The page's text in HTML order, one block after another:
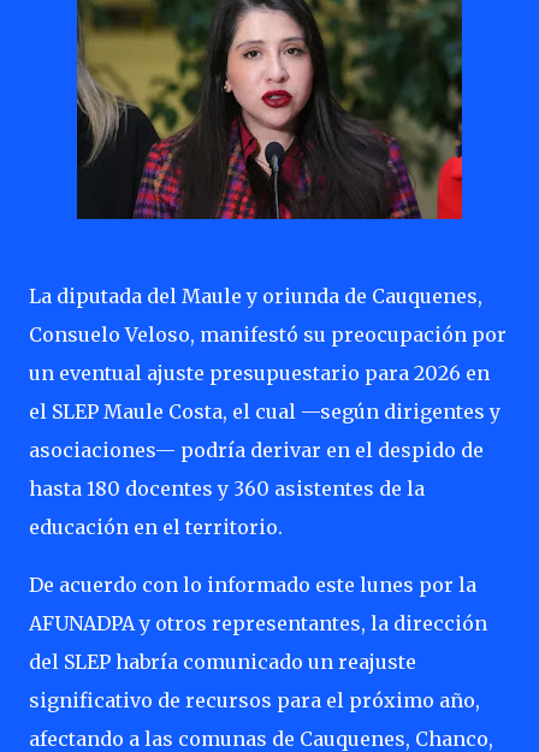
La diputada del Maule y oriunda de Cauquenes,
Consuelo Veloso, manifestó su preocupación por
un eventual ajuste presupuestario para 2026 en
el SLEP Maule Costa, el cual —según dirigentes y
asociaciones— podría derivar en el despido de
hasta 180 docentes y 360 asistentes de la
educación en el territorio.
De acuerdo con lo informado este lunes por la
AFUNADPA y otros representantes, la dirección
del SLEP habría comunicado un reajuste
significativo de recursos para el próximo año,
afectando a las comunas de Cauquenes, Chanco,